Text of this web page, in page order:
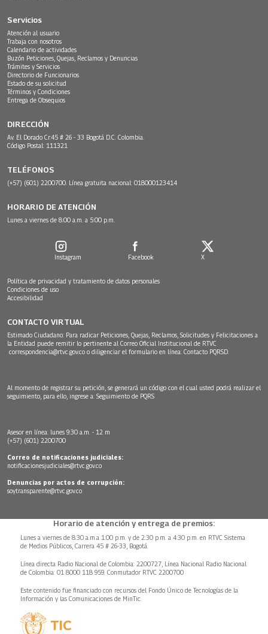
Servicios
Atención al usuario
Trabaja con nosotros
Calendario de actividades
Buzón Peticiones, Quejas, Reclamos y Denuncias
Trámites y Servicios
Directorio de Funcionarios
Estado de su solicitud
Términos y Condiciones
Entrega de Obsequios
DIRECCIÓN
Av. El Dorado Cr.45 # 26 - 33 Bogotá D.C. Colombia.
Código Postal: 111321
TELÉFONOS
(+57) (601) 2200700. Línea gratuita nacional: 018000123414
HORARIO DE ATENCIÓN
Lunes a viernes de 8:00 a.m. a 5:00 p.m.
Instagram Facebook X
Política de privacidad y tratamiento de datos personales
Condiciones de uso
Accesibilidad
CONTACTO VIRTUAL
Estimado Ciudadano: Para radicar Peticiones, Quejas, Reclamos, Solicitudes y Felicitaciones a
la Entidad puede remitir lo pertinente al Correo Oficial Institucional de RTVC
correspondencia@rtvc.gov.co o diligenciar el formulario en línea: Contacto PQRSD.
Al momento de registrar su petición, se generará un código con el cual usted podrá realizar el
seguimiento, para ello, ingrese a: Seguimiento de PQRS
Asesor en línea: lunes 9:30 a.m. - 12 m
(+57) (601) 2200700
Correo de notificaciones judiciales:
notificacionesjudiciales@rtvc.gov.co
Denuncias por actos de corrupción:
soytransparente@rtvc.gov.co
Horario de atención y entrega de premios:
Lunes a viernes de 8:30 a.m.a 1:00 p.m. y de 2:30 p.m. a 4:30 p.m. en RTVC Sistema
de Medios Públicos, Carrera 45 # 26-33, Bogotá.
Línea directa Radio Nacional de Colombia: 2200727, Línea Nacional Radio Nacional
de Colombia: 01 8000 118 959. Conmutador RTVC 2200700
Este contenido fue financiado con recursos del Fondo Único de Tecnologías de la
Información y las Comunicaciones de MinTic.